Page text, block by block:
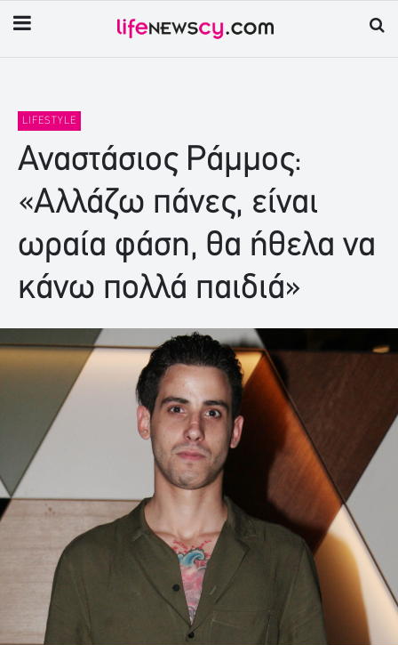
LIFESTYLE
Αναστάσιος Ράμμος:
«Αλλάζω πάνες, είναι
ωραία φάση, θα ήθελα να
κάνω πολλά παιδιά»